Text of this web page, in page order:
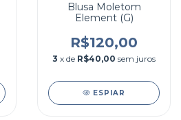
Blusa Moletom
Element (G)
R$120,00
3 x de R$40,00 sem juros
ESPIAR